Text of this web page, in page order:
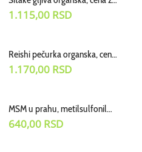
1.115,00 RSD
Reishi pečurka organska, cena za 100g
1.170,00 RSD
MSM u prahu, metilsulfonilmetan dodatak ishrani, cena za 100g
640,00 RSD